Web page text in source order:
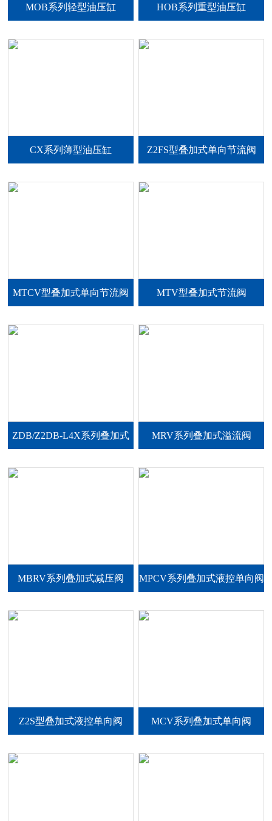
MOB系列轻型油压缸 HOB系列重型油压缸
CX系列薄型油压缸 Z2FS型叠加式单向节流阀
MTCV型叠加式单向节流阀 MTV型叠加式节流阀
ZDB/Z2DB-L4X系列叠加式 MRV系列叠加式溢流阀
MBRV系列叠加式减压阀 MPCV系列叠加式液控单向阀
Z2S型叠加式液控单向阀 MCV系列叠加式单向阀